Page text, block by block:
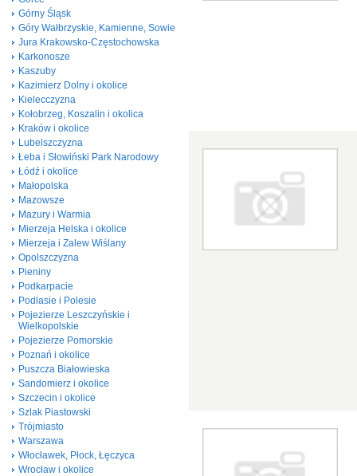
Górny Śląsk
Góry Wałbrzyskie, Kamienne, Sowie
Jura Krakowsko-Częstochowska
Karkonosze
Kaszuby
Kazimierz Dolny i okolice
Kielecczyzna
Kołobrzeg, Koszalin i okolica
Kraków i okolice
Lubelszczyzna
Łeba i Słowiński Park Narodowy
Łódź i okolice
Małopolska
Mazowsze
Mazury i Warmia
Mierzeja Helska i okolice
Mierzeja i Zalew Wiślany
Opolszczyzna
Pieniny
Podkarpacie
Podlasie i Polesie
Pojezierze Leszczyńskie i
Wielkopolskie
Pojezierze Pomorskie
Poznań i okolice
Puszcza Białowieska
Sandomierz i okolice
Szczecin i okolice
Szlak Piastowski
Trójmiasto
Warszawa
Włocławek, Płock, Łęczyca
Wrocław i okolice